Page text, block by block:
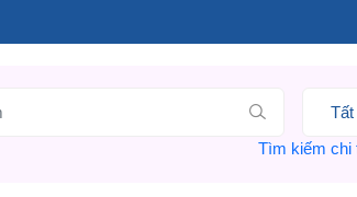
Tìm kiếm chi